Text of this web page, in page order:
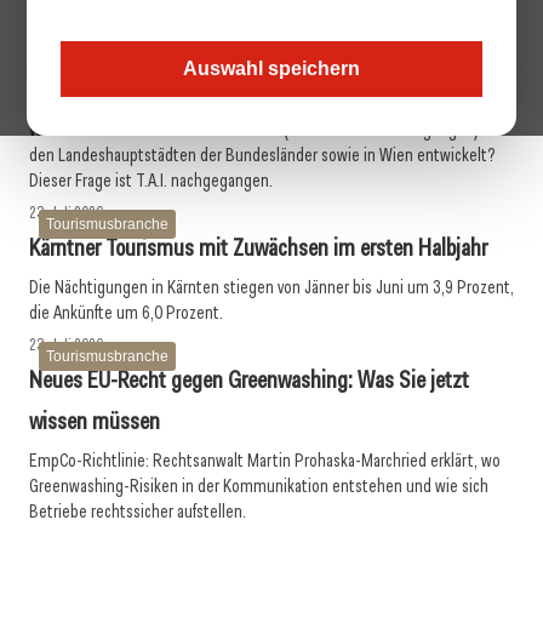
Auswahl speichern
Salzburg als Verlierer und Gewinner! Rückgang bei
Ankünften & Nächtigungen, Spitze beim Anteil
Wie hat sich der Anteil des Tourismus (Ankünfte und Nächtigungen) in
den Landeshauptstädten der Bundesländer sowie in Wien entwickelt?
Dieser Frage ist T.A.I. nachgegangen.
Tourismusbranche
23. Juli 2026
Kärntner Tourismus mit Zuwächsen im ersten Halbjahr
Die Nächtigungen in Kärnten stiegen von Jänner bis Juni um 3,9 Prozent,
die Ankünfte um 6,0 Prozent.
Tourismusbranche
23. Juli 2026
Neues EU-Recht gegen Greenwashing: Was Sie jetzt
wissen müssen
EmpCo-Richtlinie: Rechtsanwalt Martin Prohaska-Marchried erklärt, wo
Greenwashing-Risiken in der Kommunikation entstehen und wie sich
Betriebe rechtssicher aufstellen.
22. Juli 2026